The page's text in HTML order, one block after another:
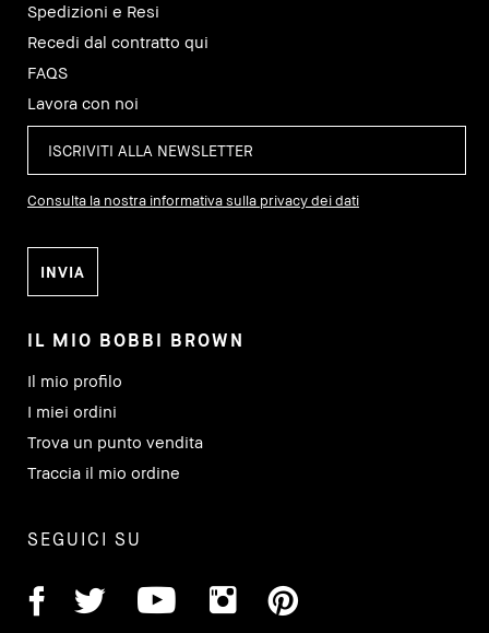
Spedizioni e Resi
Recedi dal contratto qui
FAQS
Lavora con noi
Consulta la nostra informativa sulla privacy dei dati
IL MIO BOBBI BROWN
Il mio profilo
I miei ordini
Trova un punto vendita
Traccia il mio ordine
SEGUICI SU